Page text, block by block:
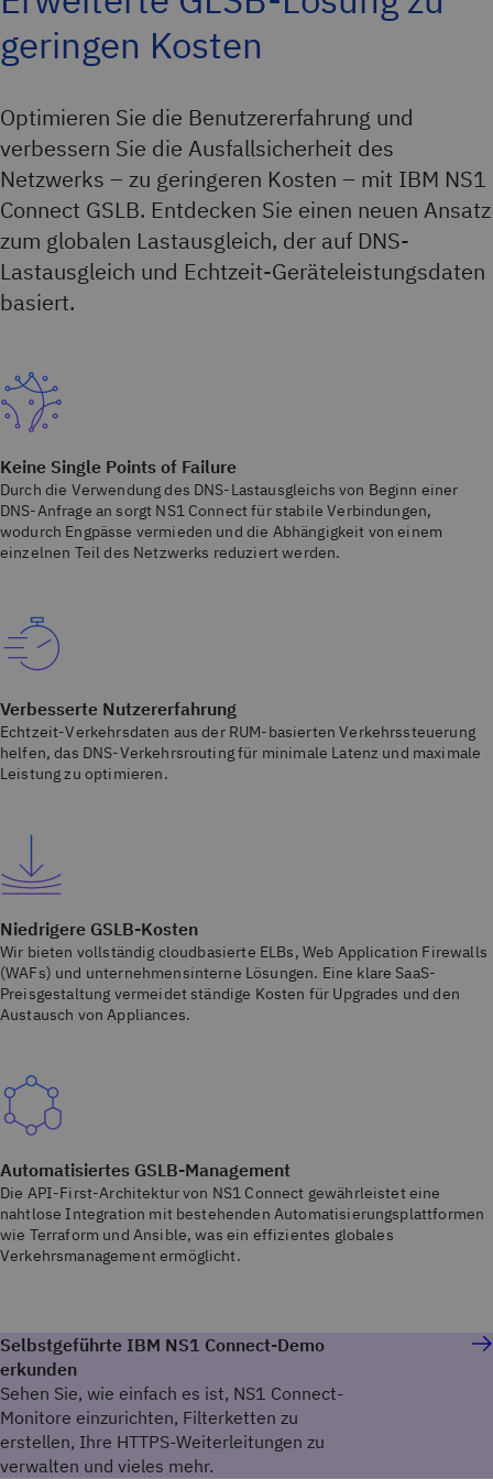
geringen Kosten
Optimieren Sie die Benutzererfahrung und
verbessern Sie die Ausfallsicherheit des
Netzwerks – zu geringeren Kosten – mit IBM NS1
Connect GSLB. Entdecken Sie einen neuen Ansatz
zum globalen Lastausgleich, der auf DNS-
Lastausgleich und Echtzeit-Geräteleistungsdaten
basiert.
Keine Single Points of Failure
Durch die Verwendung des DNS-Lastausgleichs von Beginn einer
DNS-Anfrage an sorgt NS1 Connect für stabile Verbindungen,
wodurch Engpässe vermieden und die Abhängigkeit von einem
einzelnen Teil des Netzwerks reduziert werden.
Verbesserte Nutzererfahrung
Echtzeit-Verkehrsdaten aus der RUM-basierten Verkehrssteuerung
helfen, das DNS-Verkehrsrouting für minimale Latenz und maximale
Leistung zu optimieren.
Niedrigere GSLB-Kosten
Wir bieten vollständig cloudbasierte ELBs, Web Application Firewalls
(WAFs) und unternehmensinterne Lösungen. Eine klare SaaS-
Preisgestaltung vermeidet ständige Kosten für Upgrades und den
Austausch von Appliances.
Automatisiertes GSLB-Management
Die API-First-Architektur von NS1 Connect gewährleistet eine
nahtlose Integration mit bestehenden Automatisierungsplattformen
wie Terraform und Ansible, was ein effizientes globales
Verkehrsmanagement ermöglicht.
Selbstgeführte IBM NS1 Connect-Demo
erkunden
Sehen Sie, wie einfach es ist, NS1 Connect-
Monitore einzurichten, Filterketten zu
erstellen, Ihre HTTPS-Weiterleitungen zu
verwalten und vieles mehr.